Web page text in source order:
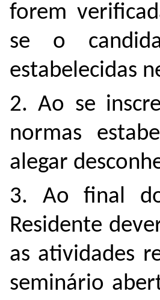
forem
se o
estabelecidas
2. Ao se
normas
alegar
3. Ao final
Residente
as atividades
seminário